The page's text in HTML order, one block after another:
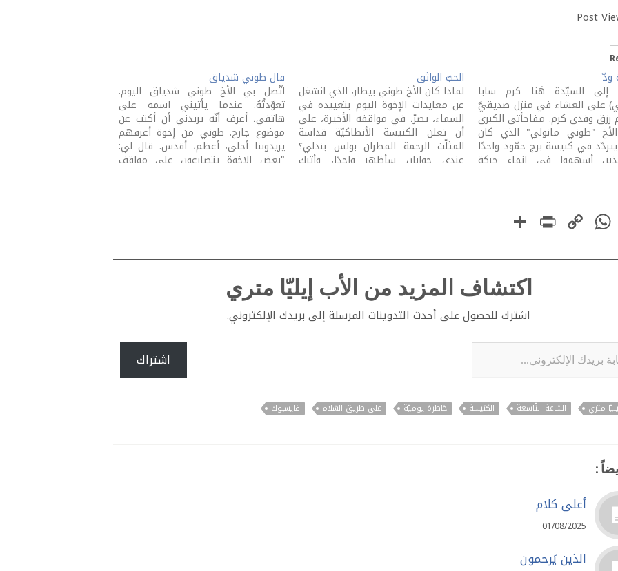
Post
ودّ
إلى السيّدة هَنا كرم سابا
على العشاء في منزل صديقيَّ
رزق وفدى كرم. مفاجأتي الكبرى
"طوني مانولي" الذي كان
في كنيسة برج حمّود واحدًا
أسهموا في إنماء حركة
التي أراه فيها، وجهًا
الحبّ الواثق
لماذا كان الأخ طوني بيطار، الذي انشغل
عن معايدات الإخوة اليوم بتعييده في
السماء، يصرّ، في مواقفه الأخيرة، على
أن تعلن الكنيسة الأنطاكيّة قداسة
المثلّث الرحمة المطران بولس بندلي؟
عندي جوابان سأظهر واحدًا، وأترك
قال طوني شدياق
اتّصل بي الأخ طوني شدياق اليوم.
تعوّدتُهُ. عندما يأتيني اسمه على
هاتفي، أعرف أنّه يريدني أن أكتب عن
موضوع جارح. طوني من إخوة أعرفهم
يريدوننا أحلى، أعظم، أقدس. قال لي:
"بعض الإخوة يتصارعون على مواقف
Facebook
WhatsApp
Copy
PrintFriendly
اكتشاف المزيد من الأب إيليّا متري
اشترك للحصول على أحدث التدوينات المرسلة إلى بريدك الإلكتروني.
اشتراك
متري السّاعة التّاسعة الكنيسة خاطرة يوميّة على طريق السّلام فايسبوك
:
أعلى كلام
01/08/2025
الذين يَرحمون